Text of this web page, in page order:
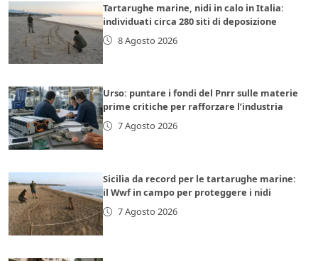
Tartarughe marine, nidi in calo in Italia:
individuati circa 280 siti di deposizione
8 Agosto 2026
Urso: puntare i fondi del Pnrr sulle materie
prime critiche per rafforzare l’industria
7 Agosto 2026
Sicilia da record per le tartarughe marine:
il Wwf in campo per proteggere i nidi
7 Agosto 2026